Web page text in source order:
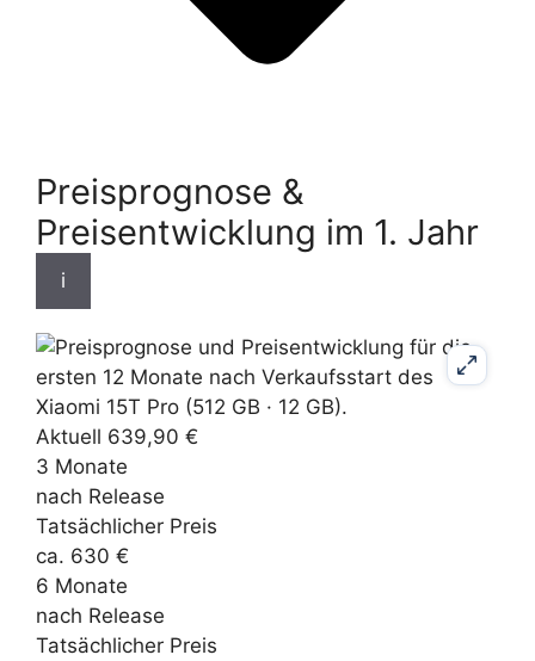
Preisprognose &
Preisentwicklung im 1. Jahr
i
Aktuell 639,90 €
3 Monate
nach Release
Tatsächlicher Preis
ca. 630 €
6 Monate
nach Release
Tatsächlicher Preis